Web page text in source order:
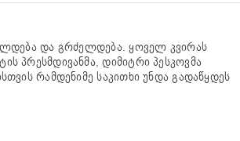
და გრძელდება. ყოველ კვირას
პრესმდივანმა, დიმიტრი პესკოვმა
რამდენიმე საკითხი უნდა გადაწყდეს